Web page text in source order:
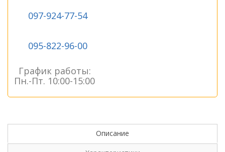
097-924-77-54
095-822-96-00
График работы:
Пн.-Пт. 10:00-15:00
Описание